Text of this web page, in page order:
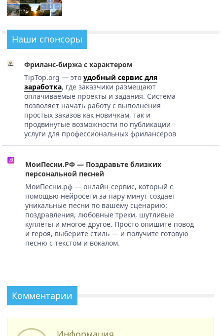
Наши спонсоры
Фриланс-биржа с характером
TipTop.org — это удобный сервис для
заработка, где заказчики размещают
оплачиваемые проекты и задания. Система
позволяет начать работу с выполнения
простых заказов как новичкам, так и
продвинутые возможности по публикации
услуги для профессиональных фрилансеров
МоиПесни.РФ — Поздравьте близких
персональной песней
МоиПесни.рф — онлайн-сервис, который с
помощью нейросети за пару минут создает
уникальные песни по вашему сценарию:
поздравления, любовные треки, шутливые
куплеты и многое другое. Просто опишите повод
и героя, выберите стиль — и получите готовую
песню с текстом и вокалом.
Комментарии